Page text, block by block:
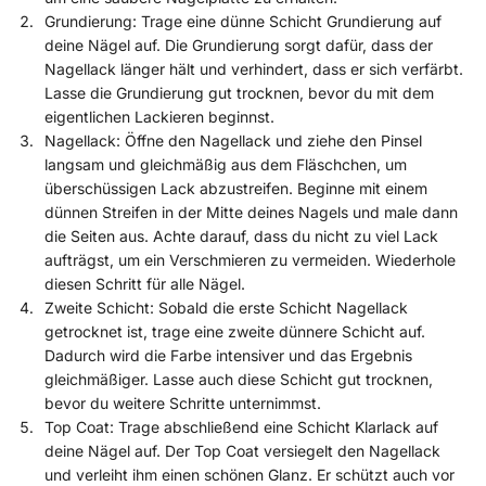
Grundierung: Trage eine dünne Schicht Grundierung auf
deine Nägel auf. Die Grundierung sorgt dafür, dass der
Nagellack länger hält und verhindert, dass er sich verfärbt.
Lasse die Grundierung gut trocknen, bevor du mit dem
eigentlichen Lackieren beginnst.
Nagellack: Öffne den Nagellack und ziehe den Pinsel
langsam und gleichmäßig aus dem Fläschchen, um
überschüssigen Lack abzustreifen. Beginne mit einem
dünnen Streifen in der Mitte deines Nagels und male dann
die Seiten aus. Achte darauf, dass du nicht zu viel Lack
aufträgst, um ein Verschmieren zu vermeiden. Wiederhole
diesen Schritt für alle Nägel.
Zweite Schicht: Sobald die erste Schicht Nagellack
getrocknet ist, trage eine zweite dünnere Schicht auf.
Dadurch wird die Farbe intensiver und das Ergebnis
gleichmäßiger. Lasse auch diese Schicht gut trocknen,
bevor du weitere Schritte unternimmst.
Top Coat: Trage abschließend eine Schicht Klarlack auf
deine Nägel auf. Der Top Coat versiegelt den Nagellack
und verleiht ihm einen schönen Glanz. Er schützt auch vor